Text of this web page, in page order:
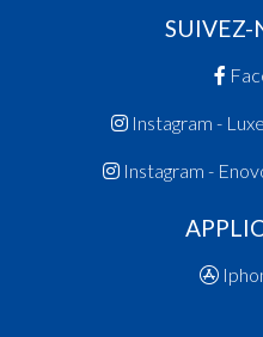
SUIVEZ-
Instagram -
Instagram -